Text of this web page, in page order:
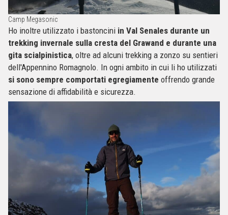
Camp Megasonic
Ho inoltre utilizzato i bastoncini in Val Senales durante un
trekking invernale sulla cresta del Grawand e durante una
gita scialpinistica, oltre ad alcuni trekking a zonzo su sentieri
dell'Appennino Romagnolo. In ogni ambito in cui li ho utilizzati
si sono sempre comportati egregiamente offrendo grande
sensazione di affidabilità e sicurezza.